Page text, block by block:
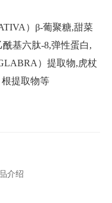
）β-葡聚糖,甜菜
酰基六肽-8,弹性蛋白,
）提取物,虎杖
根提取物等
介绍